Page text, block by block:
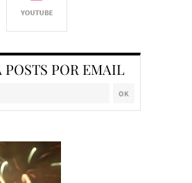
POSTS POR EMAIL